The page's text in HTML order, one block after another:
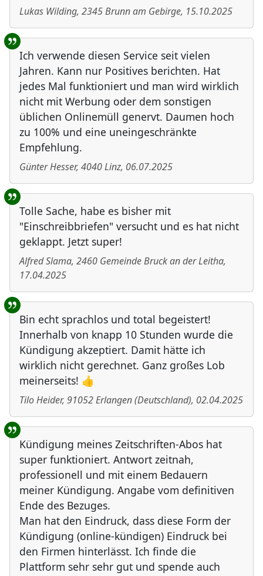
Lukas Wilding, 2345Brunn am Gebirge, 15.10.2025
Ich verwende diesen Service seit vielen
Jahren. Kann nur Positives berichten. Hat
jedes Mal funktioniert und man wird wirklich
nicht mit Werbung oder dem sonstigen
üblichen Onlinemüll genervt. Daumen hoch
zu 100% und eine uneingeschränkte
Empfehlung.
Günter Hesser, 4040Linz, 06.07.2025
Tolle Sache, habe es bisher mit
"Einschreibbriefen" versucht und es hat nicht
geklappt. Jetzt super!
Alfred Slama, 2460 Gemeinde Bruck an der Leitha,
17.04.2025
Bin echt sprachlos und total begeistert!
Innerhalb von knapp 10 Stunden wurde die
Kündigung akzeptiert. Damit hätte ich
wirklich nicht gerechnet. Ganz großes Lob
meinerseits! 👍
Tilo Heider, 91052Erlangen(Deutschland), 02.04.2025
Kündigung meines Zeitschriften-Abos hat
super funktioniert. Antwort zeitnah,
professionell und mit einem Bedauern
meiner Kündigung. Angabe vom definitiven
Ende des Bezuges.
Man hat den Eindruck, dass diese Form der
Kündigung (online-kündigen) Eindruck bei
den Firmen hinterlässt. Ich finde die
Plattform sehr sehr gut und spende auch